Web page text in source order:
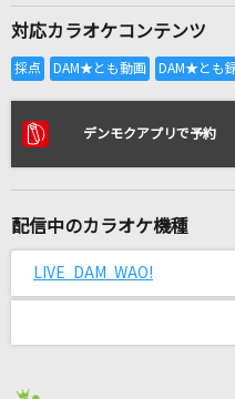
全
リアルタイムで
[生音]小さな恋のうた
evolution
対応カラオケコンテンツ
デンモクアプリで予約
配信中のカラオケ機種
LIVE DAM WAO!